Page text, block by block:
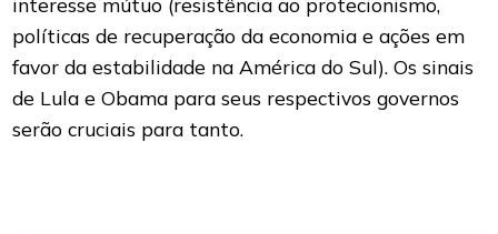
políticas de recuperação da economia e ações em
favor da estabilidade na América do Sul). Os sinais
de Lula e Obama para seus respectivos governos
serão cruciais para tanto.